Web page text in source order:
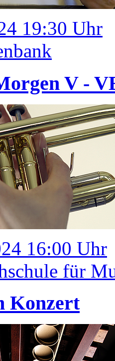
19:30 Uhr
V -
16:00 Uhr
für
Konzert